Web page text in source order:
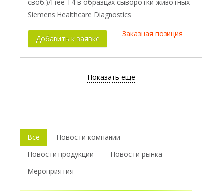
своб.)/Free T4 в образцах сыворотки животных
Siemens Healthcare Diagnostics
Добавить к заявке
Заказная позиция
Показать еще
Все
Новости компании
Новости продукции
Новости рынка
Мероприятия